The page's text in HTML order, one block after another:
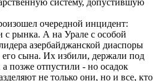
систему, допустившую
очередной инцидент:
с рынка. А на Урале с особой
азербайджанской диаспоры
сына. Их избили, держали под
позже отпустили - но осадок
не только они, но и все, кто